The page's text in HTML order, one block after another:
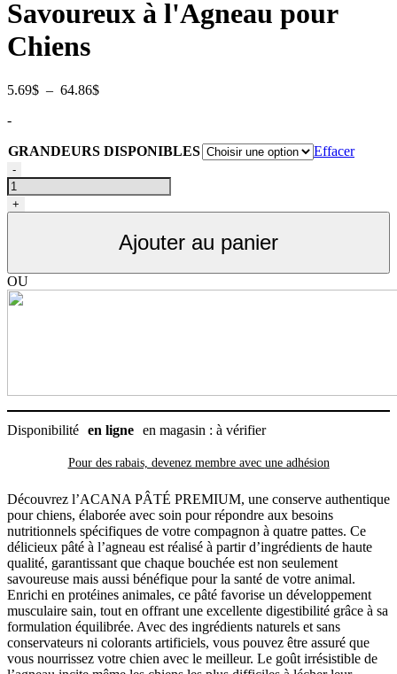
Savoureux à l'Agneau pour
Chiens
5.69$ – 64.86$Plage
à
-
GRANDEURS DISPONIBLES
Effacer
quantité
de
ACANA
PREMIMUM
chiens
recette
-
+
Ajouter au panier
OU
Disponibilité en ligne en magasin : à vérifier
Pour des rabais, devenez membre avec une adhésion
Découvrez l’ACANA PÂTÉ PREMIUM, une conserve authentique
pour chiens, élaborée avec soin pour répondre aux besoins
nutritionnels spécifiques de votre compagnon à quatre pattes. Ce
délicieux pâté à l’agneau est réalisé à partir d’ingrédients de haute
qualité, garantissant que chaque bouchée est non seulement
savoureuse mais aussi bénéfique pour la santé de votre animal.
Enrichi en protéines animales, ce pâté favorise un développement
musculaire sain, tout en offrant une excellente digestibilité grâce à sa
formulation équilibrée. Avec des ingrédients naturels et sans
conservateurs ni colorants artificiels, vous pouvez être assuré que
vous nourrissez votre chien avec le meilleur. Le goût irrésistible de